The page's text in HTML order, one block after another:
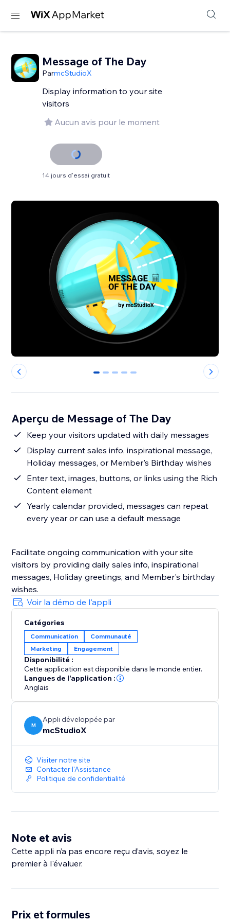
Message of The Day
ParmcStudioX
Display information to your site
visitors
Aucun avis pour le moment
14 jours d'essai gratuit
0 1 2 3 4
Aperçu de Message of The Day
Keep your visitors updated with daily messages
Display current sales info, inspirational message,
Holiday messages, or Member's Birthday wishes
Enter text, images, buttons, or links using the Rich
Content element
Yearly calendar provided, messages can repeat
every year or can use a default message
Facilitate ongoing communication with your site
visitors by providing daily sales info, inspirational
messages, Holiday greetings, and Member's birthday
wishes.
Voir la démo de l'appli
Catégories
Communication
Communauté
Marketing
Engagement
Disponibilité :
Cette application est disponible dans le monde entier.
Langues de l'application :
Anglais
M
Appli développée par
mcStudioX
Visiter notre site
Contacter l'Assistance
Politique de confidentialité
Note et avis
Cette appli n’a pas encore reçu d’avis, soyez le
premier à l'évaluer.
Prix et formules